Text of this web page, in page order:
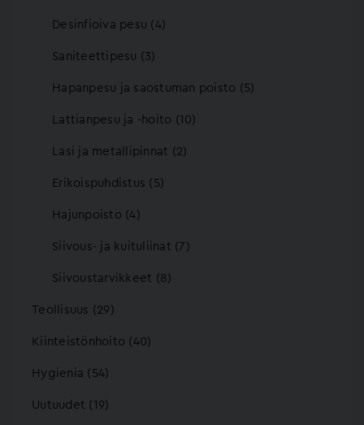
Desinfioiva pesu (4)
Saniteettipesu (3)
Hapanpesu ja saostuman poisto (5)
Lattianpesu ja -hoito (10)
Lasi ja metallipinnat (2)
Erikoispuhdistus (5)
Hajunpoisto (4)
Siivous- ja kuituliinat (7)
Siivoustarvikkeet (8)
Teollisuus (29)
Kiinteistönhoito (40)
Hygienia (54)
Uutuudet (19)